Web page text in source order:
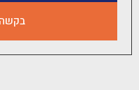
בקשה להצעת מחיר